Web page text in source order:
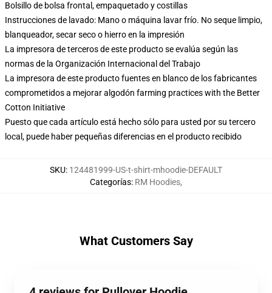
Bolsillo de bolsa frontal, empaquetado y costillas
Instrucciones de lavado: Mano o máquina lavar frío. No seque limpio,
blanqueador, secar seco o hierro en la impresión
La impresora de terceros de este producto se evalúa según las
normas de la Organización Internacional del Trabajo
La impresora de este producto fuentes en blanco de los fabricantes
comprometidos a mejorar algodón farming practices with the Better
Cotton Initiative
Puesto que cada artículo está hecho sólo para usted por su tercero
local, puede haber pequeñas diferencias en el producto recibido
SKU: 124481999-US-t-shirt-mhoodie-DEFAULT
Categorías: RM Hoodies,
What Customers Say